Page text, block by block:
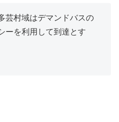
芸村域はデマンドバスの
ーを利用して到達とす